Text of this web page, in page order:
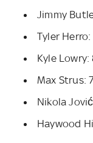
Jimmy
Tyler Herro:
Kyle Lowry:
Max Strus:
Nikola
Haywood